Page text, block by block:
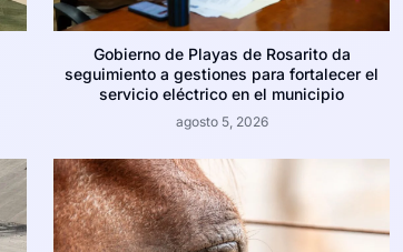
Gobierno de Playas de Rosarito da
seguimiento a gestiones para fortalecer el
servicio eléctrico en el municipio
agosto 5, 2026